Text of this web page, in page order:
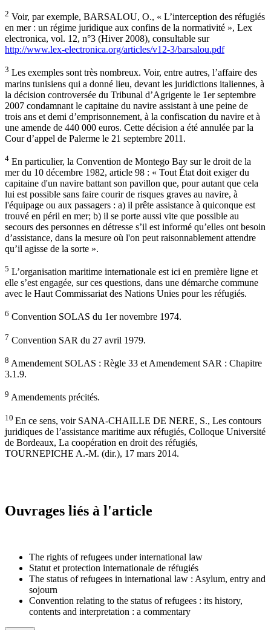
2 Voir, par exemple, BARSALOU, O., « L’interception des réfugiés
en mer : un régime juridique aux confins de la normativité », Lex
electronica, vol. 12, n°3 (Hiver 2008), consultable sur
http://www.lex-electronica.org/articles/v12-3/barsalou.pdf
3 Les exemples sont très nombreux. Voir, entre autres, l’affaire des
marins tunisiens qui a donné lieu, devant les juridictions italiennes, à
la décision controversée du Tribunal d’Agrigente le 1er septembre
2007 condamnant le capitaine du navire assistant à une peine de
trois ans et demi d’emprisonnement, à la confiscation du navire et à
une amende de 440 000 euros. Cette décision a été annulée par la
Cour d’appel de Palerme le 21 septembre 2011.
4 En particulier, la Convention de Montego Bay sur le droit de la
mer du 10 décembre 1982, article 98 : « Tout État doit exiger du
capitaine d'un navire battant son pavillon que, pour autant que cela
lui est possible sans faire courir de risques graves au navire, à
l'équipage ou aux passagers : a) il prête assistance à quiconque est
trouvé en péril en mer; b) il se porte aussi vite que possible au
secours des personnes en détresse s’il est informé qu’elles ont besoin
d’assistance, dans la mesure où l'on peut raisonnablement attendre
qu’il agisse de la sorte ».
5 L’organisation maritime internationale est ici en première ligne et
elle s’est engagée, sur ces questions, dans une démarche commune
avec le Haut Commissariat des Nations Unies pour les réfugiés.
6 Convention SOLAS du 1er novembre 1974.
7 Convention SAR du 27 avril 1979.
8 Amendement SOLAS : Règle 33 et Amendement SAR : Chapitre
3.1.9.
9 Amendements précités.
10 En ce sens, voir SANA-CHAILLE DE NERE, S., Les contours
juridiques de l’assistance maritime aux réfugiés, Colloque Université
de Bordeaux, La coopération en droit des réfugiés,
TOURNEPICHE A.-M. (dir.), 17 mars 2014.
Ouvrages liés à l'article
The rights of refugees under international law
Statut et protection internationale de réfugiés
The status of refugees in international law : Asylum, entry and
sojourn
Convention relating to the status of refugees : its history,
contents and interpretation : a commentary